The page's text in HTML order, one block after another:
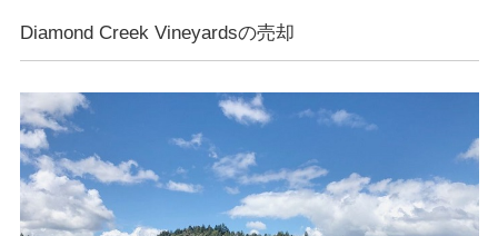
Diamond Creek Vineyardsの売却